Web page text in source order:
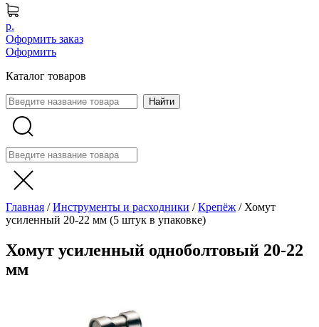
р.
Оформить заказ
Оформить
Каталог товаров
Главная /Инструменты и расходники /Крепёж / Хомут
усиленный 20-22 мм (5 штук в упаковке)
Хомут усиленный одноболтовый 20-22
мм